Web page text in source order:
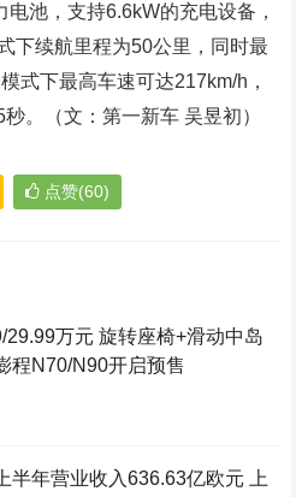
池，支持6.6kW的充电设备，
下续航里程为50公里，同时最
式下最高车速可达217km/h，
。（文：第一新车 吴昱初）
点赞(60)
29.99万元 旋转座椅+滑动中岛
程N70/N90开启预售
半年营业收入636.63亿欧元 上